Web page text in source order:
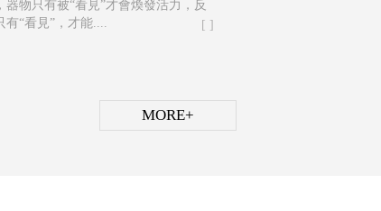
器物只有被“看見”才會煥發活力，反
有“看見”，才能....
[ ]
MORE+